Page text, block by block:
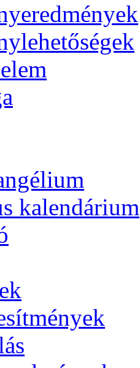
kalendárium